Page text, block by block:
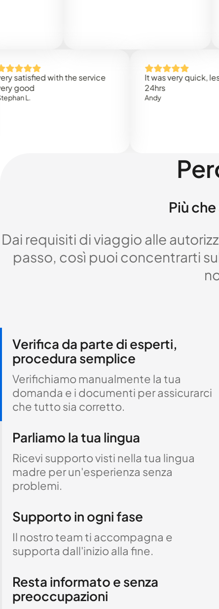
with the service
It was very quick, less than
Più
Dai requisiti di viaggio alle
passo, così puoi concentrarti
Verifica da parte di esperti,
procedura semplice
Verifichiamo manualmente la tua
domanda e i documenti per assicurarci
che tutto sia corretto.
Parliamo la tua lingua
Ricevi supporto visti nella tua lingua
madre per un'esperienza senza
problemi.
Supporto in ogni fase
Il nostro team ti accompagna e
supporta dall'inizio alla fine.
Resta informato e senza
preoccupazioni